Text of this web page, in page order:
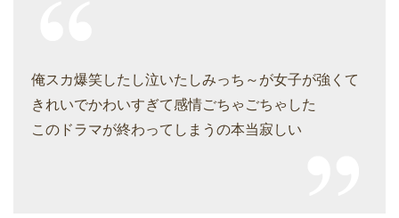
俺スカ爆笑したし泣いたしみっち～が女子が強くて
きれいでかわいすぎて感情ごちゃごちゃした
このドラマが終わってしまうの本当寂しい